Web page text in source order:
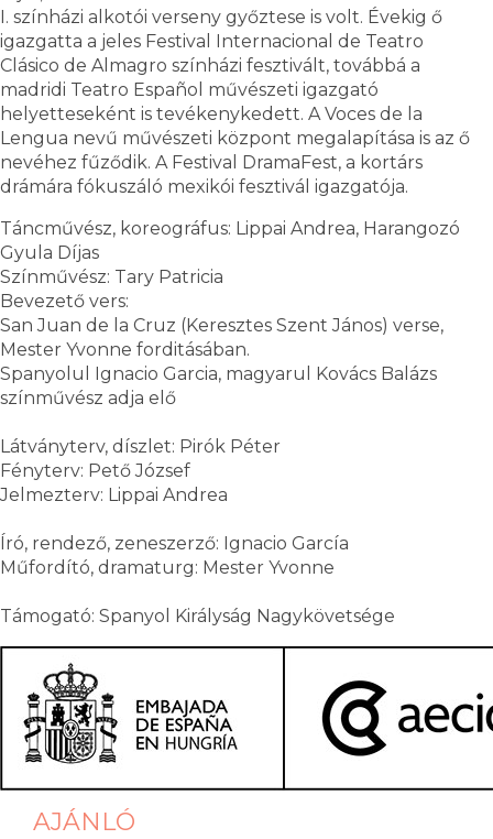
I. színházi alkotói verseny győztese is volt. Évekig ő
igazgatta a jeles Festival Internacional de Teatro
Clásico de Almagro színházi fesztivált, továbbá a
madridi Teatro Español művészeti igazgató
helyetteseként is tevékenykedett. A Voces de la
Lengua nevű művészeti központ megalapítása is az ő
nevéhez fűződik. A Festival DramaFest, a kortárs
drámára fókuszáló mexikói fesztivál igazgatója.
Táncművész, koreográfus: Lippai Andrea, Harangozó
Gyula Díjas
Színművész: Tary Patricia
Bevezető vers:
San Juan de la Cruz (Keresztes Szent János) verse,
Mester Yvonne forditásában.
Spanyolul Ignacio Garcia, magyarul Kovács Balázs
színművész adja elő
Látványterv, díszlet: Pirók Péter
Fényterv: Pető József
Jelmezterv: Lippai Andrea
Író, rendező, zeneszerző: Ignacio García
Műfordító, dramaturg: Mester Yvonne
Támogató: Spanyol Királyság Nagykövetsége
AJÁNLÓ